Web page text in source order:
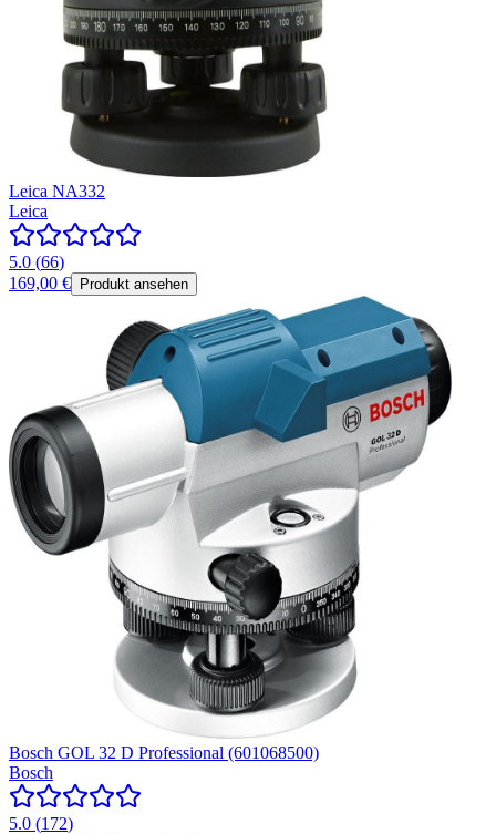
Leica NA332
Leica
5.0 (66)
169,00 €
Produkt ansehen
Bosch GOL 32 D Professional (601068500)
Bosch
5.0 (172)